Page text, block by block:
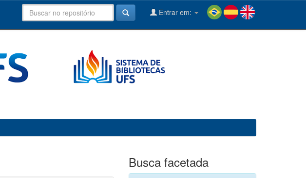
Entrar em:
Busca facetada